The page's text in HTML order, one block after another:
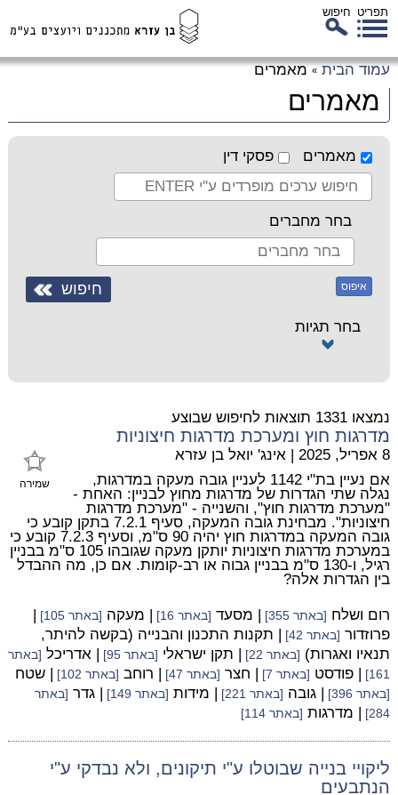
תפריט חיפוש
עמוד הבית » מאמרים
מאמרים
מאמרים פסקי דין
בחר מחברים
איפוס
בחר תגיות
נמצאו 1331 תוצאות לחיפוש שבוצע
מדרגות חוץ ומערכת מדרגות חיצוניות
שמירה
8 אפריל, 2025 | אינג' יואל בן עזרא
אם נעיין בת"י 1142 לעניין גובה מעקה במדרגות,
נגלה שתי הגדרות של מדרגות מחוץ לבניין: האחת -
"מערכת מדרגות חוץ", והשנייה - "מערכת מדרגות
חיצוניות". מבחינת גובה המעקה, סעיף 7.2.1 בתקן קובע כי
גובה המעקה במדרגות חוץ יהיה 90 ס"מ, וסעיף 7.2.3 קובע כי
במערכת מדרגות חיצוניות יותקן מעקה שגובהו 105 ס"מ בבניין
רגיל, ו-130 ס"מ בבניין גבוה או רב-קומות. אם כן, מה ההבדל
בין הגדרות אלה?
רום ושלח [באתר 355] | מסעד [באתר 16] | מעקה [באתר 105]
|
פרוזדור [באתר 42]
| תקנות התכנון והבנייה (בקשה להיתר,
תנאיו ואגרות) [באתר 22] | תקן ישראלי [באתר 95] | אדריכל [באתר
161]
| פודסט [באתר 7] | חצר [באתר 47] | רוחב [באתר 102] | שטח
[באתר 396] | גובה [באתר 221] | מידות [באתר 149] | גדר [באתר
284]
| מדרגות [באתר 114]
ליקויי בנייה שבוטלו ע"י תיקונים, ולא נבדקי ע"י
הנתבעים